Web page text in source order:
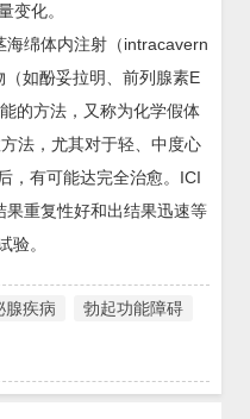
变化。
海绵体内注射（intracavern
如酚妥拉明、前列腺素E
的方法，又称为化学假体
法，尤其对于轻、中度心
，有可能达完全治愈。ICI
重复性好和出结果迅速等
验。
腺疾病 勃起功能障碍